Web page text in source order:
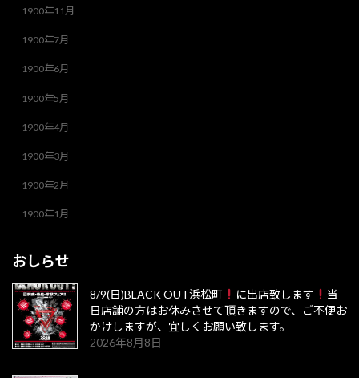
1900年11月
1900年7月
1900年6月
1900年5月
1900年4月
1900年3月
1900年2月
1900年1月
おしらせ
8/9(日)BLACK OUT浜松町 に出店致します
当
日店舗の方はお休みさせて頂きますので、ご不便お
かけしますが、宜しくお願い致します。
2026年8月8日